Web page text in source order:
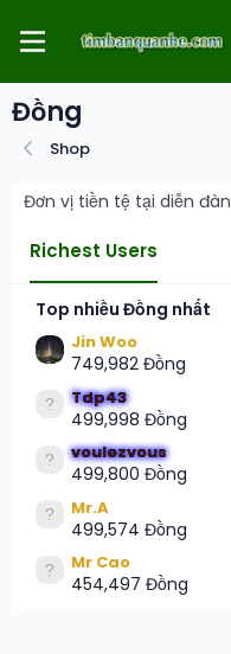
Đồng
Shop
Đơn vị tiền tệ tại diễn đàn
Richest Users
Top nhiều Đồng nhất
Jin Woo
749,982 Đồng
Tdp43
499,998 Đồng
voulezvous
499,800 Đồng
Mr.A
499,574 Đồng
Mr Cao
454,497 Đồng